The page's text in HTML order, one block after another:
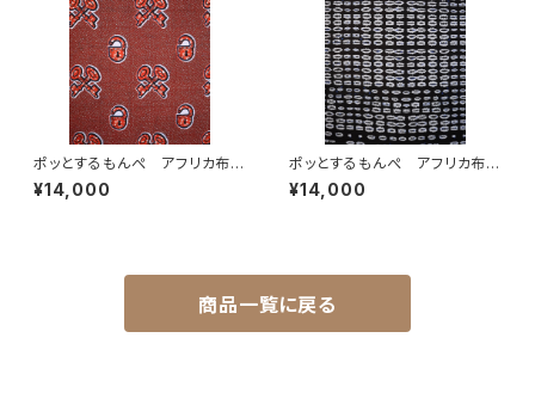
ポッとするもんぺ アフリカ布
No.133
¥14,000
ポッとするもんぺ アフリカ布
No.103
¥14,000
商品一覧に戻る